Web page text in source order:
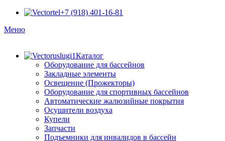
+7 (918) 401-16-81
Меню
Каталог
Оборудование для бассейнов
Закладные элементы
Освещение (Прожекторы)
Оборудование для спортивных бассейнов
Автоматические жалюзийные покрытия
Осушители воздуха
Купели
Запчасти
Подъемники для инвалидов в бассейн